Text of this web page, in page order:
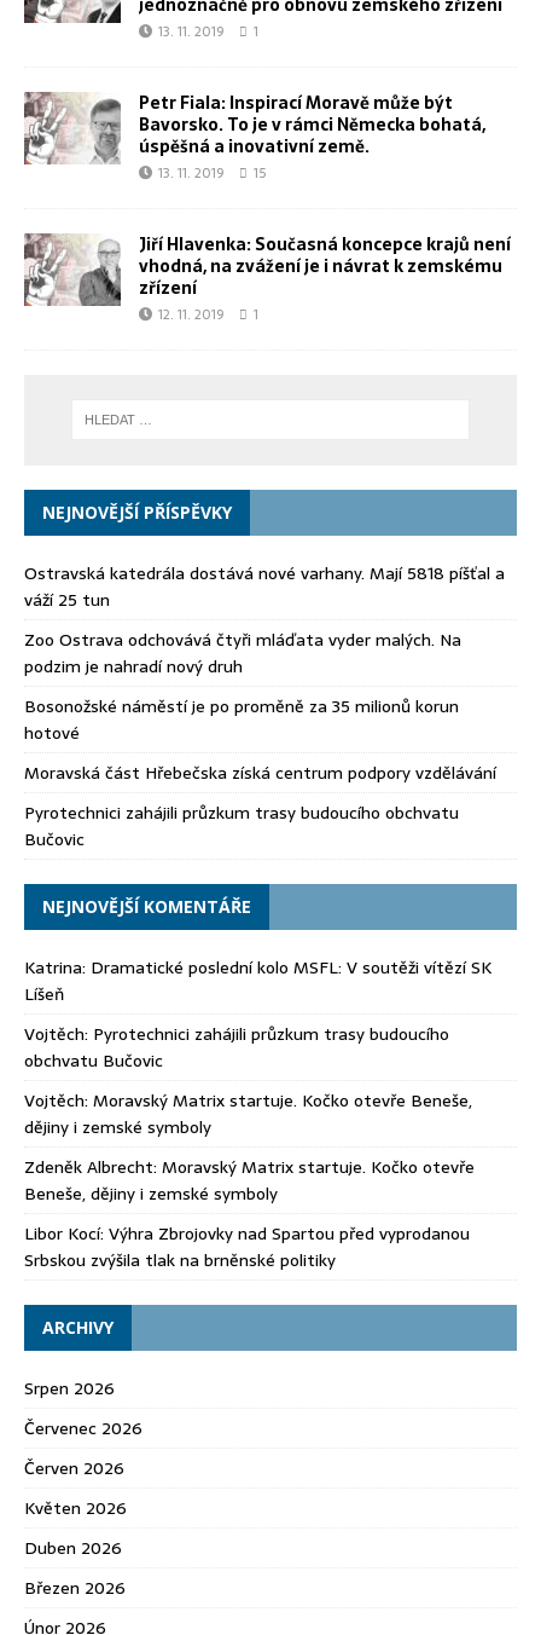
13. 11. 2019 1
Petr Fiala: Inspirací Moravě může být
Bavorsko. To je v rámci Německa bohatá,
úspěšná a inovativní země.
13. 11. 2019 15
Jiří Hlavenka: Současná koncepce krajů není
vhodná, na zvážení je i návrat k zemskému
zřízení
12. 11. 2019 1
NEJNOVĚJŠÍ PŘÍSPĚVKY
Ostravská katedrála dostává nové varhany. Mají 5818 píšťal a
váží 25 tun
Zoo Ostrava odchovává čtyři mláďata vyder malých. Na
podzim je nahradí nový druh
Bosonožské náměstí je po proměně za 35 milionů korun
hotové
Moravská část Hřebečska získá centrum podpory vzdělávání
Pyrotechnici zahájili průzkum trasy budoucího obchvatu
Bučovic
NEJNOVĚJŠÍ KOMENTÁŘE
Katrina: Dramatické poslední kolo MSFL: V soutěži vítězí SK
Líšeň
Vojtěch: Pyrotechnici zahájili průzkum trasy budoucího
obchvatu Bučovic
Vojtěch: Moravský Matrix startuje. Kočko otevře Beneše,
dějiny i zemské symboly
Zdeněk Albrecht: Moravský Matrix startuje. Kočko otevře
Beneše, dějiny i zemské symboly
Libor Kocí: Výhra Zbrojovky nad Spartou před vyprodanou
Srbskou zvýšila tlak na brněnské politiky
ARCHIVY
Srpen 2026
Červenec 2026
Červen 2026
Květen 2026
Duben 2026
Březen 2026
Únor 2026